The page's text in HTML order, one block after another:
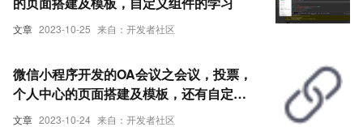
文章 2023-10-25 来自：开发者社区
文章 2023-10-24 来自：开发者社区
微信小程序开发的OA会议之会议，投票，
个人中心的页面搭建及模板，还有自定义
组件的学习